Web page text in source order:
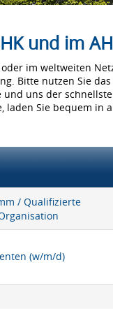
und im
im weltweiten
Bitte nutzen Sie
uns der
laden Sie bequem in
/ Qualifizierte
(w/m/d)